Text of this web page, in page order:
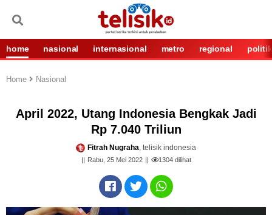
home nasional internasional metro regional politik
Home Nasional
April 2022, Utang Indonesia Bengkak Jadi
Rp 7.040 Triliun
Fitrah Nugraha, telisik indonesia
Rabu, 25 Mei 2022 1304dilihat